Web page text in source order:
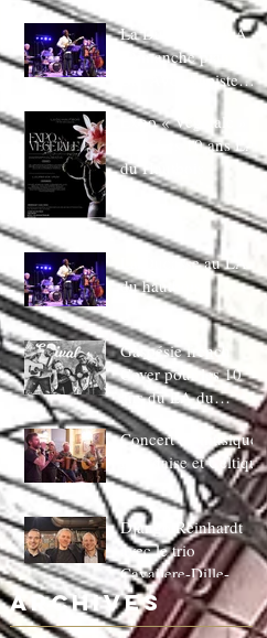
La Ducasse au LA
:Dimanche piano
Bar AVec bapiste
coppens
Expo « Végetale »
pour Les 10 ans LA
du Hautbois
La Ducasse au LA
du hautbois
Gaspésie french
Cover pour les 10
ans du LA du
Hautbois
Concert de musique
Irlandaise et Celtique
Django Reinhardt
avec le trio
Cavaliere-Dille-
Dardenne!!!!!!C'EST
COMPLET!!!!
Archives